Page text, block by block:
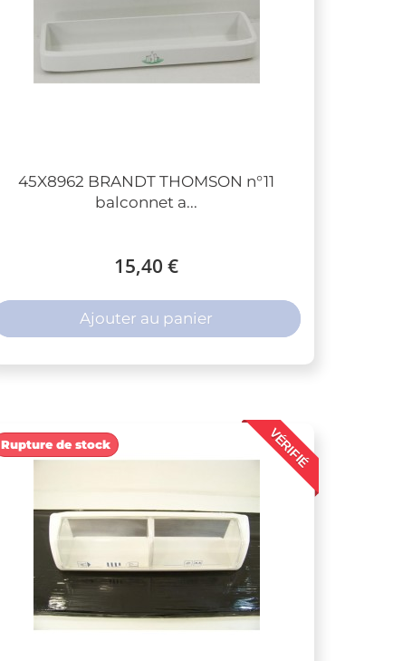
45X8962 BRANDT THOMSON n°11
balconnet a...
15,40 €
Ajouter au panier
VÉRIFIÉ
Rupture de stock